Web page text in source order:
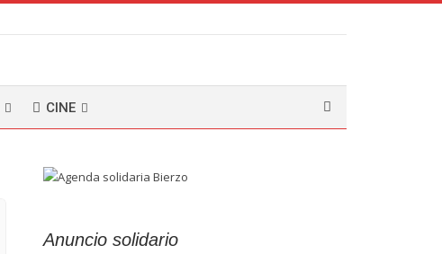
CINE
Anuncio solidario